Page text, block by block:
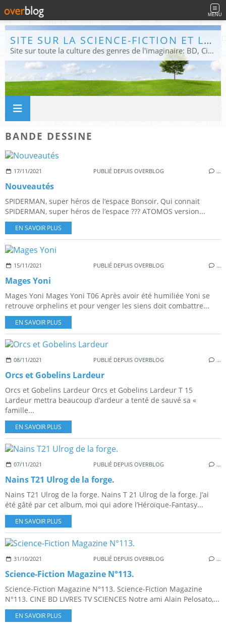
MENU
SITE SUR LA SCIENCE-FICTION ET LE FANTASTIQUE
Site sur toute la culture des genres de l'imaginaire: BD, Cinéma, Livre, Jeux, Théâtre. Présent dans les principaux festivals de film fantastique e de science-fiction, salons et conventions.
BANDE DESSINE
17/11/2021 PUBLIÉ DEPUIS OVERBLOG …
Nouveautés
SPIDERMAN, super héros de l’espace Bonsoir, Qui connait
SPIDERMAN, super héros de l’espace ??? ATOMOS version...
EN SAVOIR PLUS
15/11/2021 PUBLIÉ DEPUIS OVERBLOG …
Mages Yoni
Mages Yoni Mages Yoni T06 Après avoir été humiliée Yoni se
retrouve orphelins et pour venger les siens doit combattre...
EN SAVOIR PLUS
08/11/2021 PUBLIÉ DEPUIS OVERBLOG …
Orcs et Gobelins Lardeur
Orcs et Gobelins Lardeur Orcs et Gobelins Lardeur T 15
Lardeur mettra beaucoup d’ardeur a tenté de sauvé sa «
famille...
EN SAVOIR PLUS
07/11/2021 PUBLIÉ DEPUIS OVERBLOG …
Nains T21 Ulrog de la forge.
Nains T21 Ulrog de la forge. Nains T 21 Ulrog de la forge. J’ai
été gâté par cet album, moi qui adore l’Héroïque-Fantasy...
EN SAVOIR PLUS
31/10/2021 PUBLIÉ DEPUIS OVERBLOG …
Science-Fiction Magazine N°113.
Science-Fiction Magazine N°113. Science-Fiction Magazine
N°113. CINE BD LIVRES TV SCIENCES Notre ami Alain Pelosato,...
EN SAVOIR PLUS